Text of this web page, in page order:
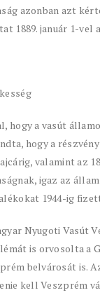
azonban azt
1889. január 1-
hogy a vasút
hogy a
valamint az
igaz az
1944-ig
Nyugoti Vasút
is orvosolta a
belvárosát is.
kell Veszprém